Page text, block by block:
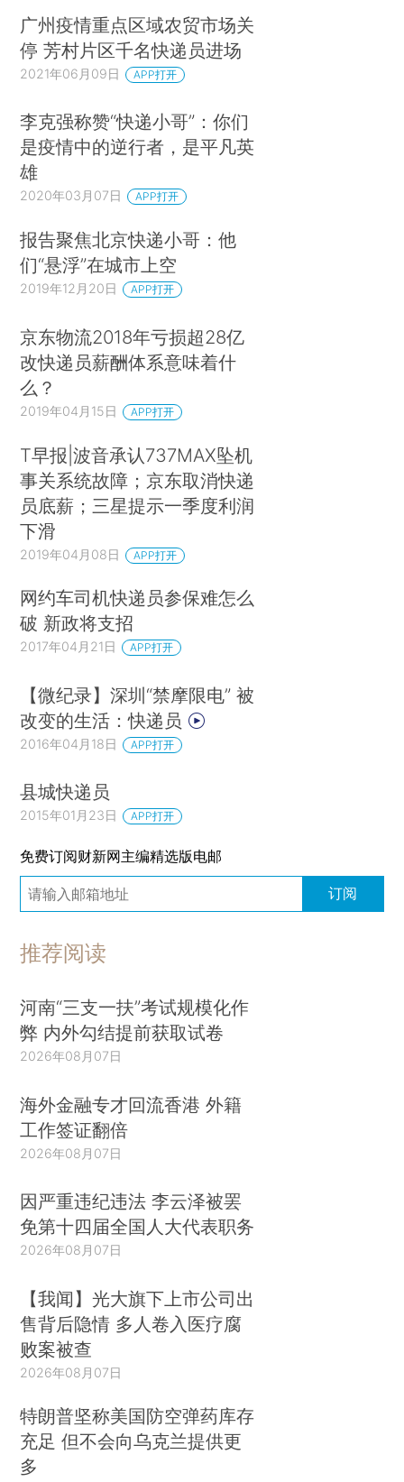
广州疫情重点区域农贸市场关
停 芳村片区千名快递员进场
2021年06月09日 APP打开
李克强称赞“快递小哥”：你们
是疫情中的逆行者，是平凡英
雄
2020年03月07日 APP打开
报告聚焦北京快递小哥：他
们“悬浮”在城市上空
2019年12月20日 APP打开
京东物流2018年亏损超28亿
改快递员薪酬体系意味着什
么？
2019年04月15日 APP打开
T早报|波音承认737MAX坠机
事关系统故障；京东取消快递
员底薪；三星提示一季度利润
下滑
2019年04月08日 APP打开
网约车司机快递员参保难怎么
破 新政将支招
2017年04月21日 APP打开
【微纪录】深圳“禁摩限电” 被
改变的生活：快递员
2016年04月18日 APP打开
县城快递员
2015年01月23日 APP打开
免费订阅财新网主编精选版电邮
订阅
推荐阅读
河南“三支一扶”考试规模化作
弊 内外勾结提前获取试卷
2026年08月07日
海外金融专才回流香港 外籍
工作签证翻倍
2026年08月07日
因严重违纪违法 李云泽被罢
免第十四届全国人大代表职务
2026年08月07日
【我闻】光大旗下上市公司出
售背后隐情 多人卷入医疗腐
败案被查
2026年08月07日
特朗普坚称美国防空弹药库存
充足 但不会向乌克兰提供更
多